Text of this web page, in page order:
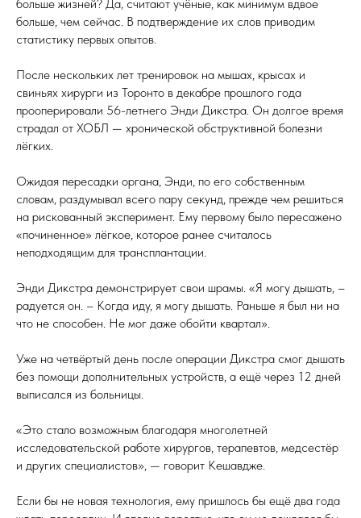
больше жизней? Да, считают учёные, как минимум вдвое
больше, чем сейчас. В подтверждение их слов приводим
статистику первых опытов.
После нескольких лет тренировок на мышах, крысах и
свиньях хирурги из Торонто в декабре прошлого года
прооперировали 56-летнего Энди Дикстра. Он долгое время
страдал от ХОБЛ — хронической обструктивной болезни
лёгких.
Ожидая пересадки органа, Энди, по его собственным
словам, раздумывал всего пару секунд, прежде чем решиться
на рискованный эксперимент. Ему первому было пересажено
«починенное» лёгкое, которое ранее считалось
неподходящим для трансплантации.
Энди Дикстра демонстрирует свои шрамы. «Я могу дышать, –
радуется он. – Когда иду, я могу дышать. Раньше я был ни на
что не способен. Не мог даже обойти квартал».
Уже на четвёртый день после операции Дикстра смог дышать
без помощи дополнительных устройств, а ещё через 12 дней
выписался из больницы.
«Это стало возможным благодаря многолетней
исследовательской работе хирургов, терапевтов, медсестёр
и других специалистов», — говорит Кешавдже.
Если бы не новая технология, ему пришлось бы ещё два года